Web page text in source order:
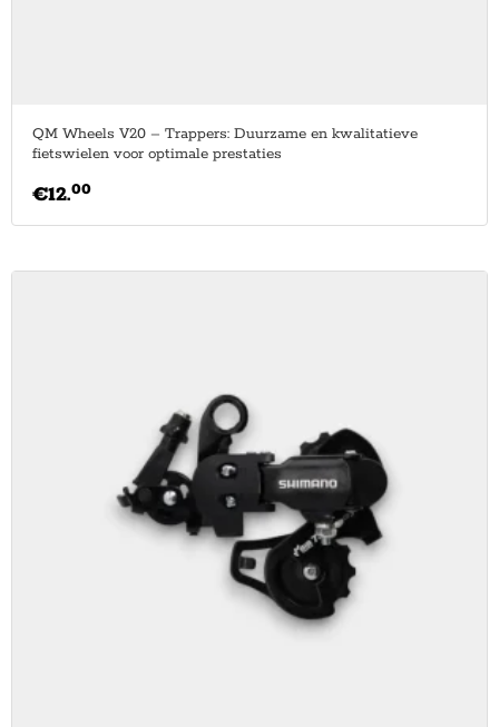
QM Wheels V20 – Trappers: Duurzame en kwalitatieve
fietswielen voor optimale prestaties
€12.00